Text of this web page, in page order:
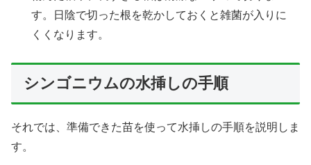
す。日陰で切った根を乾かしておくと雑菌が入りに
くくなります。
シンゴニウムの水挿しの手順
それでは、準備できた苗を使って水挿しの手順を説明しま
す。